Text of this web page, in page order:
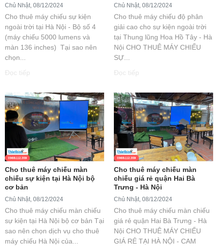
Chủ Nhật, 08/12/2024
Cho thuê máy chiếu sự kiện
ngoài trời tại Hà Nội - Bộ số 4
(máy chiếu 5000 lumens và
màn 136 inches) Tại sao nên
chọn...
Đọc tiếp
Chủ Nhật, 08/12/2024
Cho thuê máy chiếu độ phân
giải cao cho sự kiện ngoài trời
tại Thung lũng Hoa Hồ Tây - Hà
Nội CHO THUÊ MÁY CHIẾU
SỰ...
Đọc tiếp
Cho thuê máy chiếu màn
chiếu sự kiện tại Hà Nội bộ
cơ bản
Chủ Nhật, 08/12/2024
Cho thuê máy chiếu màn chiếu
sự kiện tại Hà Nội bộ cơ bản Tại
sao nên chọn dịch vụ cho thuê
máy chiếu Hà Nội của...
Cho thuê máy chiếu màn
chiếu giá rẻ quận Hai Bà
Trưng - Hà Nội
Chủ Nhật, 08/12/2024
Cho thuê máy chiếu màn chiếu
giá rẻ quận Hai Bà Trưng - Hà
Nội CHO THUÊ MÁY CHIẾU
GIÁ RẺ TẠI HÀ NỘI - CAM